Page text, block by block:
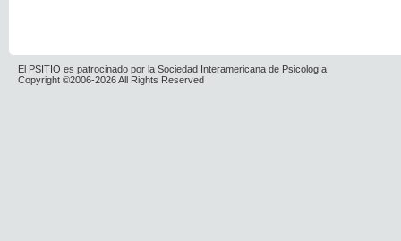
El PSITIO es patrocinado por la Sociedad Interamericana de Psicología
Copyright ©2006-2026 All Rights Reserved